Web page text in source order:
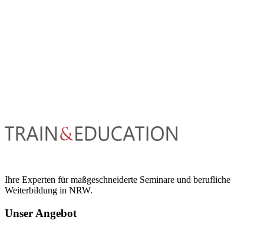
Ihre Experten für maßgeschneiderte Seminare und berufliche
Weiterbildung in NRW.
Unser Angebot